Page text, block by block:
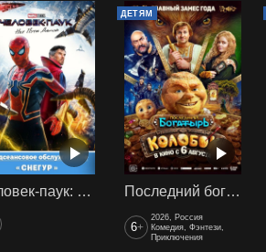
Человек-паук: Нет пути домой (2021) предс. обсл. Снегур
ДЕТЯМ
Последний богатырь. Колобок
6+
2026, Россия
Комедия, Фэнтези,
Приключения